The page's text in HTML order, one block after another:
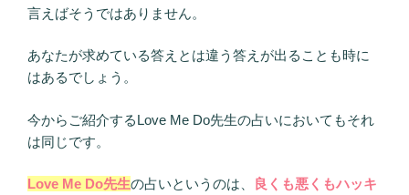
言えばそうではありません。
あなたが求めている答えとは違う答えが出ることも時に
はあるでしょう。
今からご紹介するLove Me Do先生の占いにおいてもそれ
は同じです。
Love Me Do先生の占いというのは、
良くも悪くもハッキ